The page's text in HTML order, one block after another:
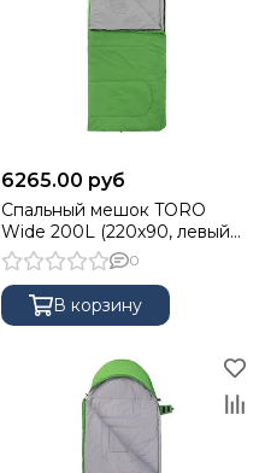
6265.00 руб
Спальный мешок TORO
Wide 200L (220х90, левый
стратекс, салатовый) (T-HS-
SB-TW-200L) Helios
0
В корзину